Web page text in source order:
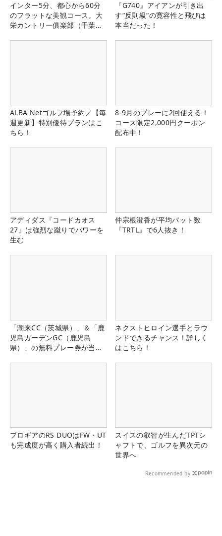
インター5分、都心から60分
のフラットな美観コース。大
栄カントリー俱楽部（千葉
『G740』アイアンが引き出
す“反則級”の寛容性と飛びは
本当だった！
ALBA Netゴルフ場予約／【毎
週更新】特別優待プランはこ
ちら！
8-9月のプレーに2回使える！
コース限定2,000円クーポン
配布中！
アディダス『コードカオス
27』は強烈な蹴りでパワーを
生む
仲宗根澄香が平均パット数
『TRTL』で6人抜き！
「潮来CC（茨城県）」＆「鹿
児島ガーデンGC（鹿児島
県）」の無料プレー券が当た
ネクストヒロイン選手とラウ
ンドできるチャンス！詳しく
はこちら！
プロギアのRS DUOはFW・UT
も完成度が高く購入者続出！
スイスの叡智が生んだTPTシ
ャフトで、ゴルフを異次元の
世界へ
Recommended by